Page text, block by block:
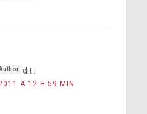
dit :
À 12 H 59 MIN